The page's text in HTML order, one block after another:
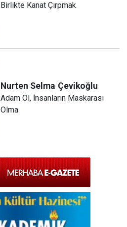
Birlikte Kanat Çırpmak
Nurten Selma Çevikoğlu
Adam Ol, İnsanların Maskarası
Olma